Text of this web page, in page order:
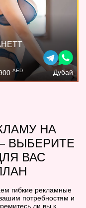
AED Дубай
НА
— ВЫБЕРИТЕ
ВАС
гибкие рекламные
потребностям и
ли вы к